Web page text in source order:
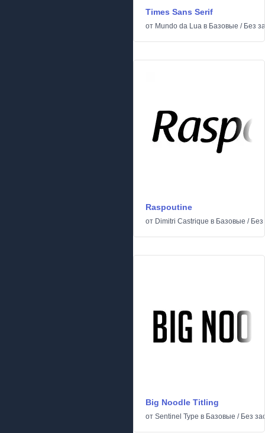
Times Sans Serif
от Mundo da Lua в Базовые / Без
Raspoutine
от Dimitri Castrique в Базовые / Без
Big Noodle Titling
от Sentinel Type в Базовые / Без